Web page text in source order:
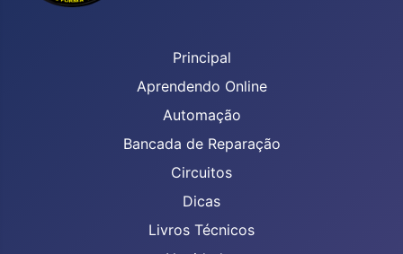
Principal
Aprendendo Online
Automação
Bancada de Reparação
Circuitos
Dicas
Livros Técnicos